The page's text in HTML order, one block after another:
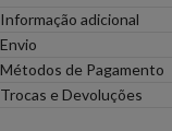
Informação adicional
Envio
Métodos de Pagamento
Trocas e Devoluções